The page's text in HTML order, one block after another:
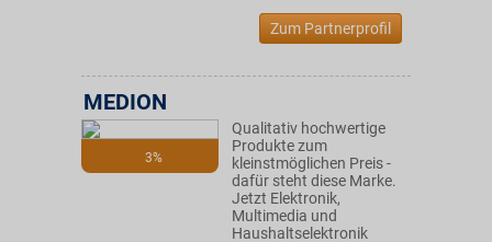
Zum Partnerprofil
3%
MEDION
Qualitativ hochwertige
Produkte zum
kleinstmöglichen Preis -
dafür steht diese Marke.
Jetzt Elektronik,
Multimedia und
Haushaltselektronik